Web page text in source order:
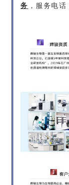
务 ，服务电话